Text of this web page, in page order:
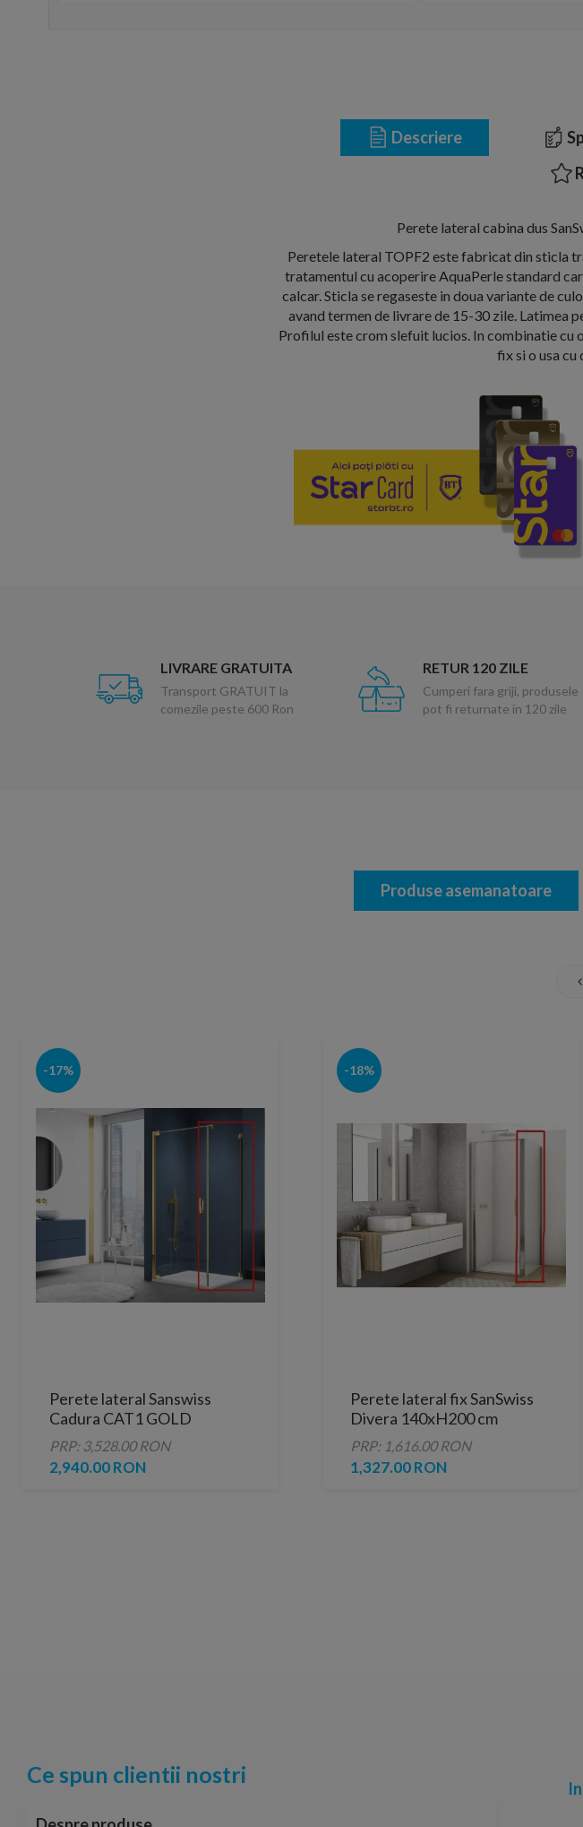
Descriere
Perete lateral cabina dus
Peretele lateral TOPF2 este fabricat din sticla
tratamentul cu acoperire AquaPerle standard
calcar. Sticla se regaseste in doua variante de
avand termen de livrare de 15-30 zile. Latimea
Profilul este crom slefuit lucios. In combinatie cu
fix si o usa cu
LIVRARE GRATUITA
Transport GRATUIT la
comezile peste 600 Ron
RETUR 120 ZILE
Cumperi fara griji, produsele
pot fi returnate in 120 zile
Produse asemanatoare
-17%
Perete lateral Sanswiss
Cadura CAT1 GOLD
110xH200cm
PRP: 3,528.00 RON
2,940.00 RON
-18%
Perete lateral fix SanSwiss
Divera 140xH200 cm
PRP: 1,616.00 RON
1,327.00 RON
Ce spun clientii nostri